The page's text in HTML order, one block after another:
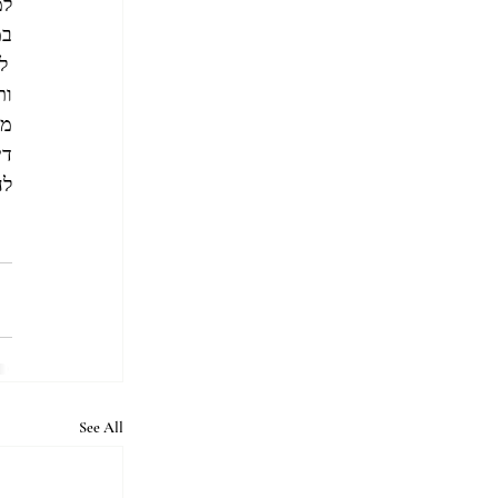
See All